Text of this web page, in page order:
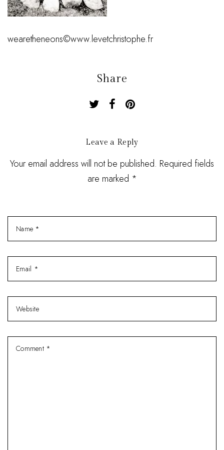
wearetheneons©www.levetchristophe.fr
Share
Leave a Reply
Your email address will not be published. Required fields
are marked *